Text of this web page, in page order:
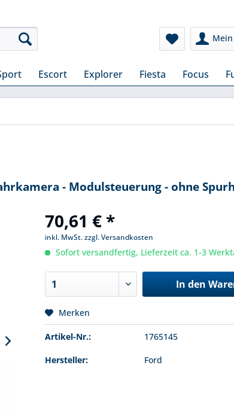
Escort Explorer Fiesta Focus
- Modulsteuerung - ohne
70,61 € *
inkl. MwSt.zzgl. Versandkosten
Sofort versandfertig, Lieferzeit ca. 1-3
In den
Merken
Artikel-Nr.: 1765145
Hersteller: Ford